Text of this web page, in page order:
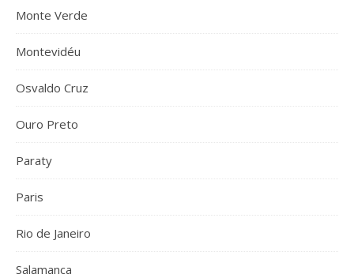
Monte Verde
Montevidéu
Osvaldo Cruz
Ouro Preto
Paraty
Paris
Rio de Janeiro
Salamanca